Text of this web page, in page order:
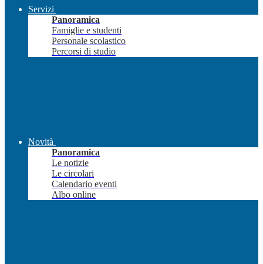
Servizi
Panoramica
Famiglie e studenti
Personale scolastico
Percorsi di studio
Novità
Panoramica
Le notizie
Le circolari
Calendario eventi
Albo online